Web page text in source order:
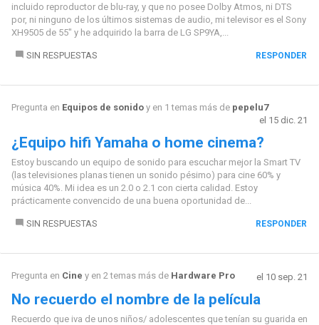
incluido reproductor de blu-ray, y que no posee Dolby Atmos, ni DTS
por, ni ninguno de los últimos sistemas de audio, mi televisor es el Sony
XH9505 de 55" y he adquirido la barra de LG SP9YA,...
SIN RESPUESTAS RESPONDER
Pregunta en Equipos de sonidoy en 1 temas más de pepelu7
el 15 dic. 21
¿Equipo hifi Yamaha o home cinema?
Estoy buscando un equipo de sonido para escuchar mejor la Smart TV
(las televisiones planas tienen un sonido pésimo) para cine 60% y
música 40%. Mi idea es un 2.0 o 2.1 con cierta calidad. Estoy
prácticamente convencido de una buena oportunidad de...
SIN RESPUESTAS RESPONDER
Pregunta en Cine y en 2 temas más de Hardware Pro el 10 sep. 21
No recuerdo el nombre de la película
Recuerdo que iva de unos niños/ adolescentes que tenían su guarida en